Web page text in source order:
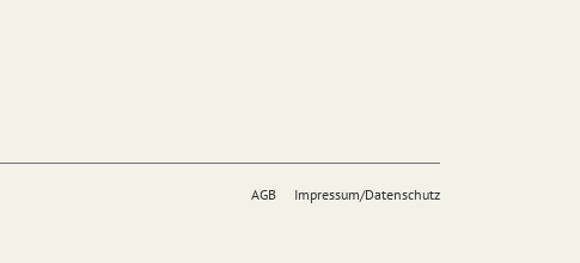
AGB Impressum/Datenschutz